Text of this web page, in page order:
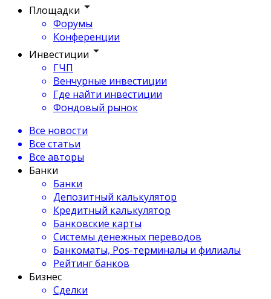
Площадки
Форумы
Конференции
Инвестиции
ГЧП
Венчурные инвестиции
Где найти инвестиции
Фондовый рынок
Все новости
Все статьи
Все авторы
Банки
Банки
Депозитный калькулятор
Кредитный калькулятор
Банковские карты
Системы денежных переводов
Банкоматы, Pos-терминалы и филиалы
Рейтинг банков
Бизнес
Сделки